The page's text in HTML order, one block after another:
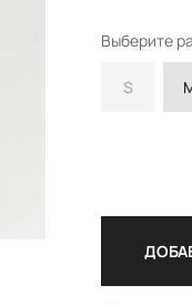
Выберите
S